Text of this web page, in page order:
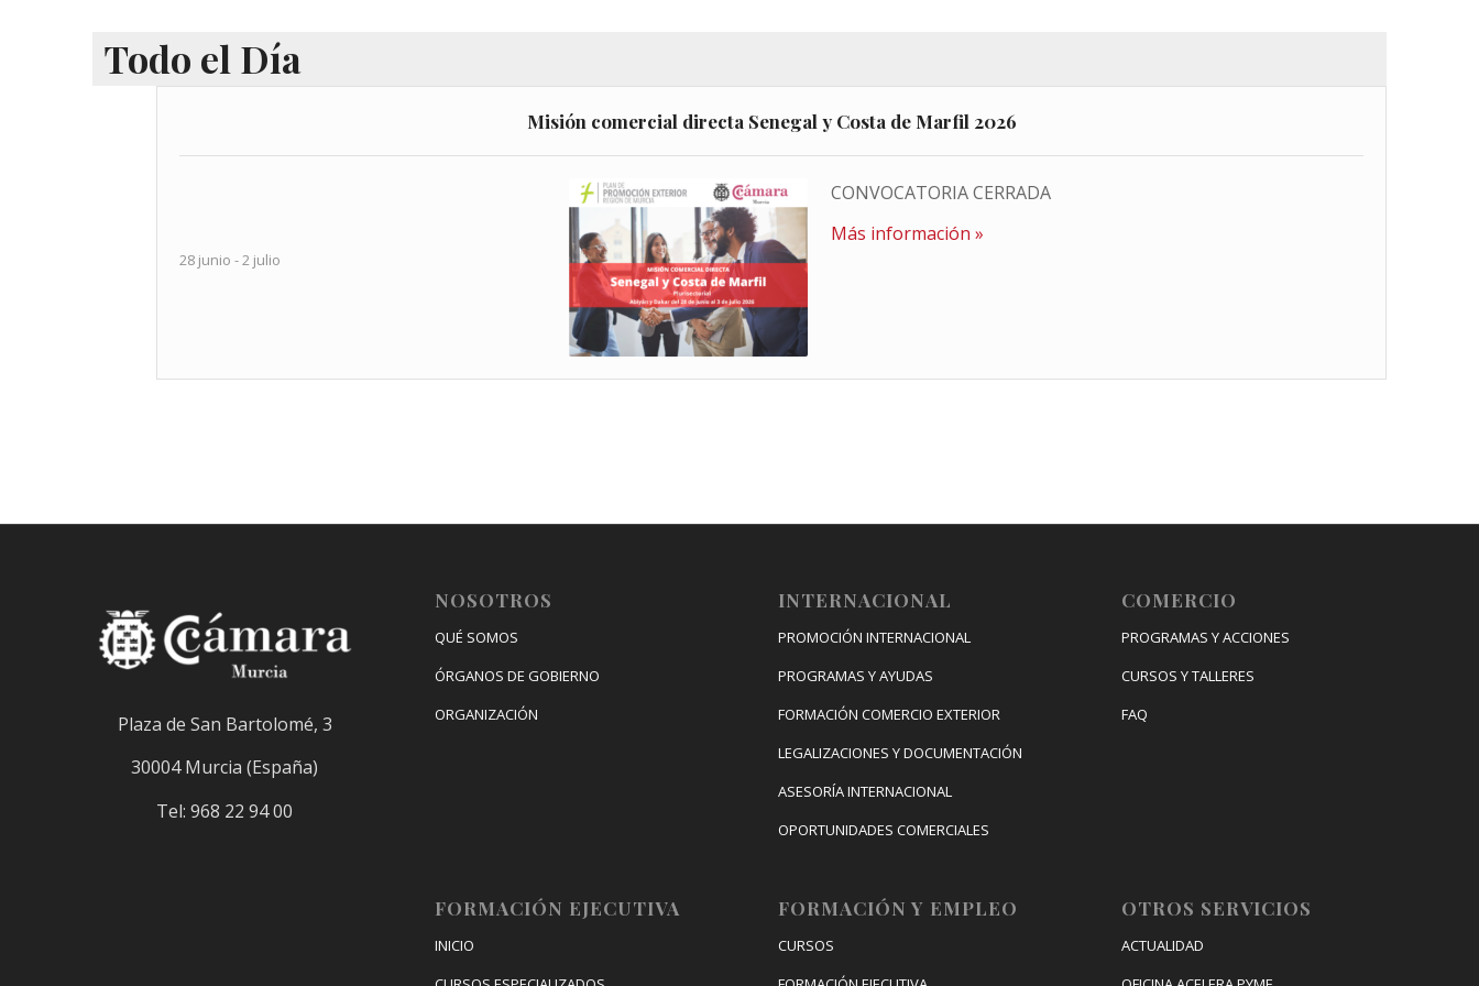
Todo el Día
Misión comercial directa Senegal y Costa de Marfil 2026
28 junio -2 julio
CONVOCATORIA CERRADA
Más información »
Plaza de San Bartolomé, 3
30004 Murcia (España)
Tel: 968 22 94 00
NOSOTROS
QUÉ SOMOS
ÓRGANOS DE GOBIERNO
ORGANIZACIÓN
FORMACIÓN EJECUTIVA
INICIO
INTERNACIONAL
PROMOCIÓN INTERNACIONAL
PROGRAMAS Y AYUDAS
FORMACIÓN COMERCIO EXTERIOR
LEGALIZACIONES Y DOCUMENTACIÓN
ASESORÍA INTERNACIONAL
OPORTUNIDADES COMERCIALES
FORMACIÓN Y EMPLEO
CURSOS
COMERCIO
PROGRAMAS Y ACCIONES
CURSOS Y TALLERES
FAQ
OTROS SERVICIOS
ACTUALIDAD